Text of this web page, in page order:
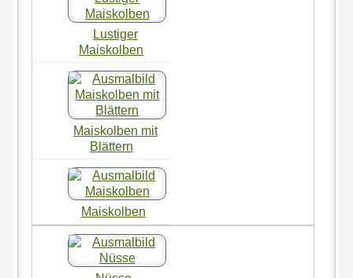
Lustiger
Maiskolben
Maiskolben mit
Blättern
Maiskolben